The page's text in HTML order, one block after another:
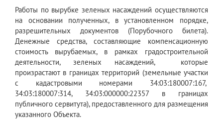
Работы по вырубке зеленых насаждений осуществляются
на основании полученных, в установленном порядке,
разрешительных документов (Порубочного билета).
Денежные средства, составляющие компенсационную
стоимость вырубаемых, в рамках градостроительной
деятельности, зеленых насаждений, которые
произрастают в границах территорий (земельные участки
с кадастровыми номерами 34:03:180007:167,
34:03:180007:314, 34:03:000000:22357 в границах
публичного сервитута), предоставленного для размещения
указанного Объекта.